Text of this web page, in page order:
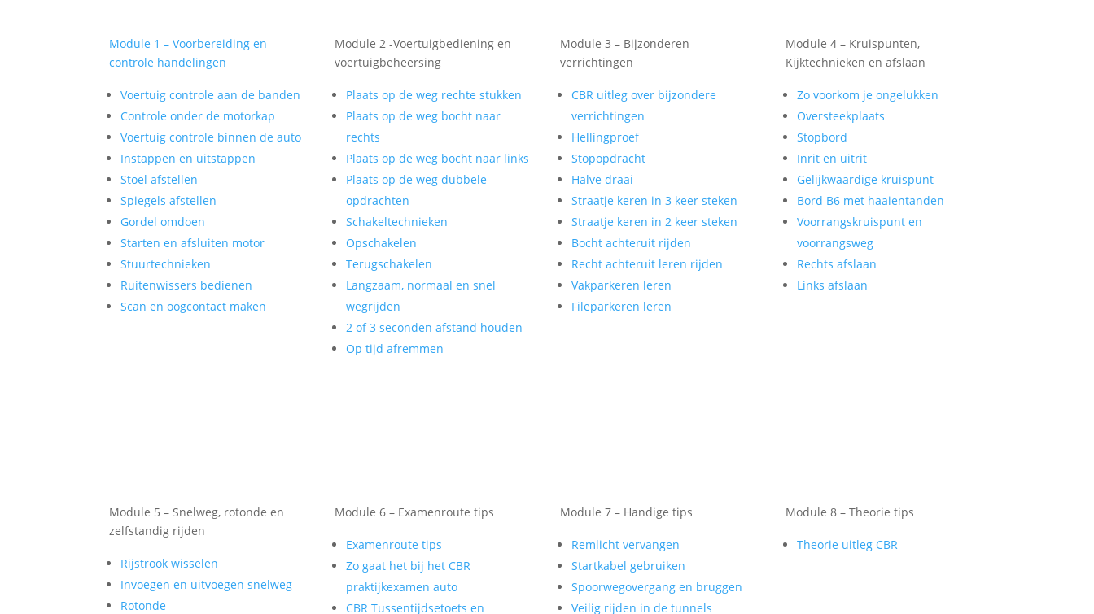
Module 1 – Voorbereiding en
controle handelingen
Voertuig controle aan de banden
Controle onder de motorkap
Voertuig controle binnen de auto
Instappen en uitstappen
Stoel afstellen
Spiegels afstellen
Gordel omdoen
Starten en afsluiten motor
Stuurtechnieken
Ruitenwissers bedienen
Scan en oogcontact maken
Module 2 -Voertuigbediening en
voertuigbeheersing
Plaats op de weg rechte stukken
Plaats op de weg bocht naar
rechts
Plaats op de weg bocht naar links
Plaats op de weg dubbele
opdrachten
Schakeltechnieken
Opschakelen
Terugschakelen
Langzaam, normaal en snel
wegrijden
2 of 3 seconden afstand houden
Op tijd afremmen
Module 3 – Bijzonderen
verrichtingen
CBR uitleg over bijzondere
verrichtingen
Hellingproef
Stopopdracht
Halve draai
Straatje keren in 3 keer steken
Straatje keren in 2 keer steken
Bocht achteruit rijden
Recht achteruit leren rijden
Vakparkeren leren
Fileparkeren leren
Module 4 – Kruispunten,
Kijktechnieken en afslaan
Zo voorkom je ongelukken
Oversteekplaats
Stopbord
Inrit en uitrit
Gelijkwaardige kruispunt
Bord B6 met haaientanden
Voorrangskruispunt en
voorrangsweg
Rechts afslaan
Links afslaan
Module 5 – Snelweg, rotonde en
zelfstandig rijden
Rijstrook wisselen
Invoegen en uitvoegen snelweg
Rotonde
Module 6 – Examenroute tips
Examenroute tips
Zo gaat het bij het CBR
praktijkexamen auto
CBR Tussentijdsetoets en
Module 7 – Handige tips
Remlicht vervangen
Startkabel gebruiken
Spoorwegovergang en bruggen
Veilig rijden in de tunnels
Module 8 – Theorie tips
Theorie uitleg CBR